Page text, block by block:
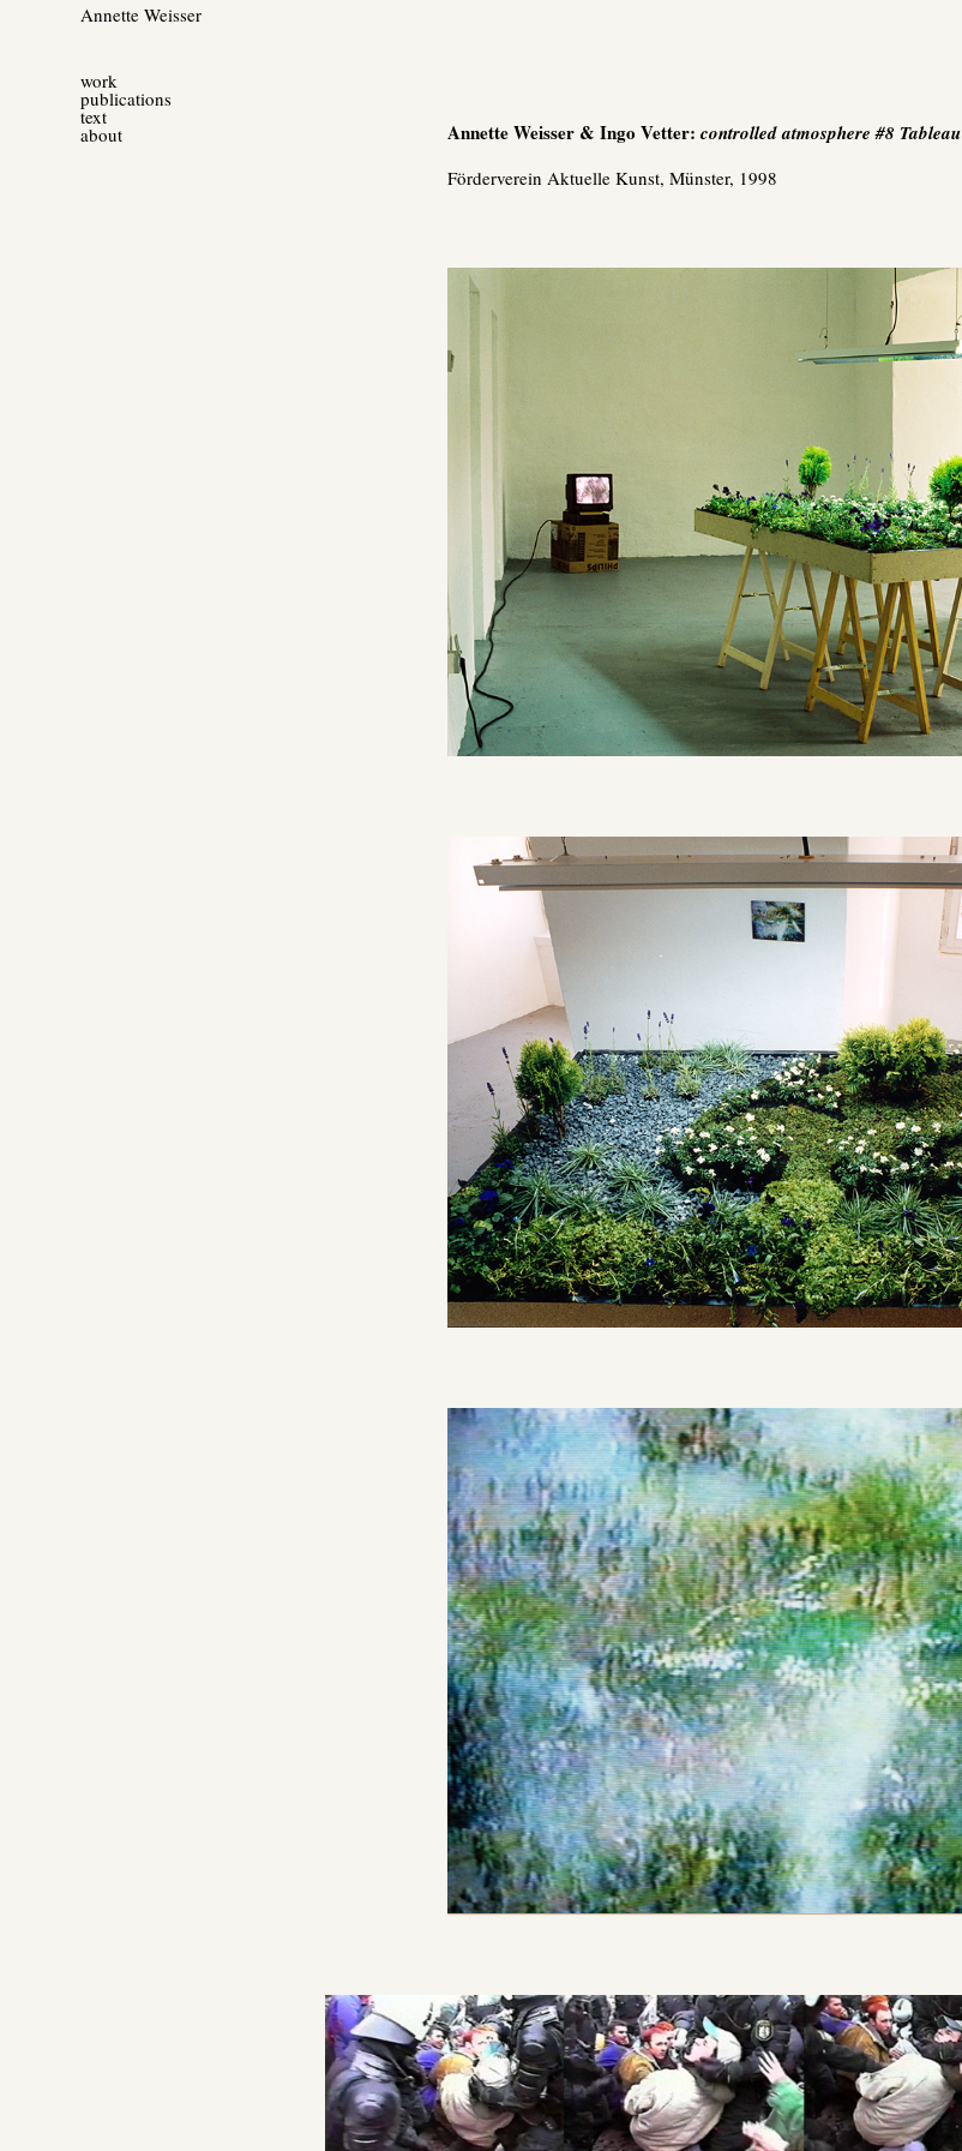
Annette Weisser
work
publications
text
about Annette Weisser & Ingo Vetter: controlled atmosphere #8 Tableau
Förderverein Aktuelle Kunst, Münster, 1998